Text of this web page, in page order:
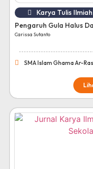
Karya Tulis Ilmiah
Pengaruh Gula Halus
Carissa Sutanto
SMA Islam Ghama Ar-